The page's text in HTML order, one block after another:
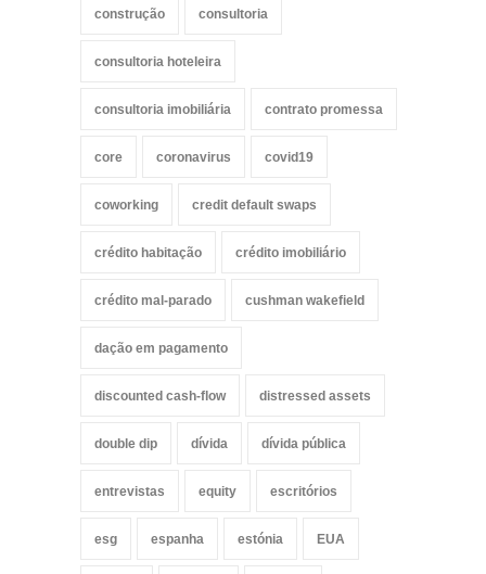
construção consultoria
consultoria hoteleira
consultoria imobiliária contrato promessa
core coronavirus covid19
coworking credit default swaps
crédito habitação crédito imobiliário
crédito mal-parado cushman wakefield
dação em pagamento
discounted cash-flow distressed assets
double dip dívida dívida pública
entrevistas equity escritórios
esg espanha estónia EUA